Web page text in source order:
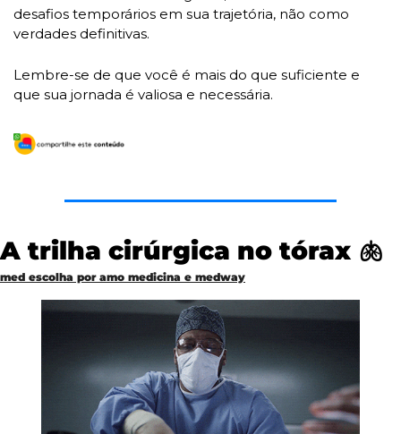
desafios temporários em sua trajetória, não como
verdades definitivas.
Lembre-se de que você é mais do que suficiente e
que sua jornada é valiosa e necessária.
A trilha cirúrgica no tórax 🫁
med escolha por amo medicina e medway